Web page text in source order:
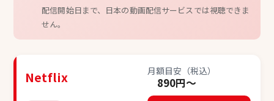
配信開始日まで、日本の動画配信サービスでは視聴できま
せん。
Netflix 月額目安（税込）
890円〜